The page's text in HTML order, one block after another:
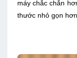
máy chắc chắn
thước nhỏ gọn